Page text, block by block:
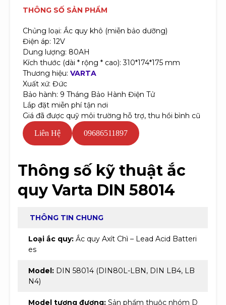
THÔNG SỐ SẢN PHẨM
Chủng loại: Ắc quy khô (miễn bảo dưỡng)
Điện áp: 12V
Dung lượng: 80AH
Kích thước (dài * rộng * cao): 310*174*175 mm
Thương hiệu: VARTA
Xuất xứ: Đức
Bảo hành: 9 Tháng Bảo Hành Điện Tử
Lắp đặt miễn phí tận nơi
Giá đã được quỹ môi trường hỗ trợ, thu hồi bình cũ
Liên Hệ 09686511897
Thông số kỹ thuật ắc
quy Varta DIN 58014
THÔNG TIN CHUNG
Loại ắc quy: Ắc quy Axít Chì – Lead Acid Batteri
es
Model: DIN 58014 (DIN80L-LBN, DIN LB4, LB
N4)
Model tương đương: Sản phẩm thuộc nhóm D